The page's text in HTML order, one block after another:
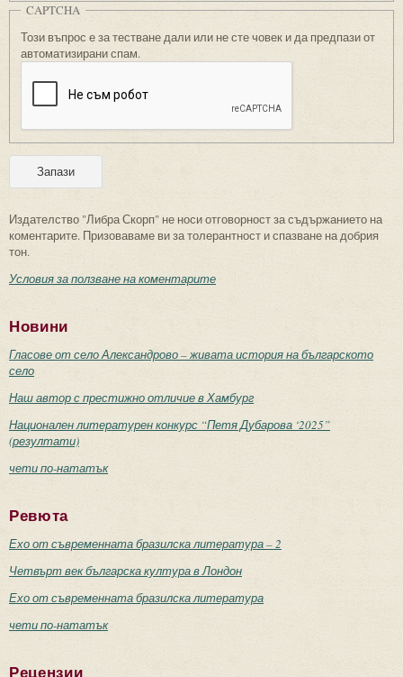
CAPTCHA
Този въпрос е за тестване дали или не сте човек и да предпази от
автоматизирани спам.
Издателство "Либра Скорп" не носи отговорност за съдържанието на
коментарите. Призоваваме ви за толерантност и спазване на добрия
тон.
Условия за ползване на коментарите
Новини
Гласове от село Александрово – живата история на българското
село
Наш автор с престижно отличие в Хамбург
Национален литературен конкурс “Петя Дубарова ‘2025”
(резултати)
чети по-нататък
Ревюта
Ехо от съвременната бразилска литература – 2
Четвърт век българска култура в Лондон
Ехо от съвременната бразилска литература
чети по-нататък
Рецензии